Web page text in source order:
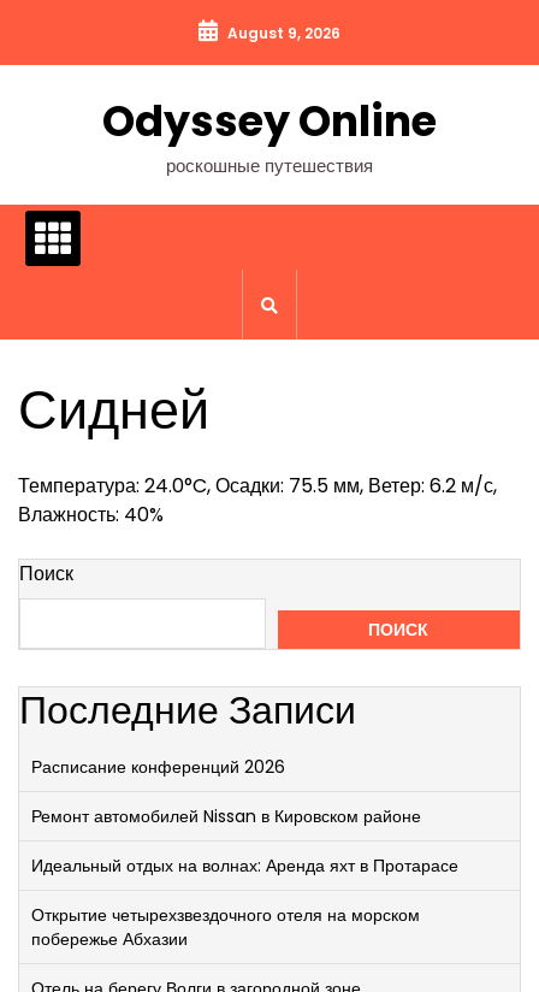
содержимому
August 9, 2026
Odyssey Online
роскошные путешествия
Сидней
Температура: 24.0°C, Осадки: 75.5 мм, Ветер: 6.2 м/с,
Влажность: 40%
Поиск
ПОИСК
Последние Записи
Расписание конференций 2026
Ремонт автомобилей Nissan в Кировском районе
Идеальный отдых на волнах: Аренда яхт в Протарасе
Открытие четырехзвездочного отеля на морском
побережье Абхазии